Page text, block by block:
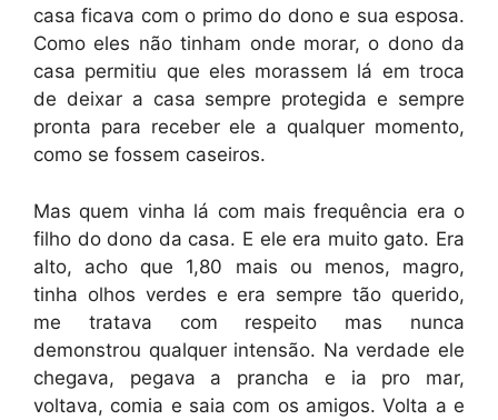
casa ficava com o primo do dono e sua esposa.
Como eles não tinham onde morar, o dono da
casa permitiu que eles morassem lá em troca
de deixar a casa sempre protegida e sempre
pronta para receber ele a qualquer momento,
como se fossem caseiros.
Mas quem vinha lá com mais frequência era o
filho do dono da casa. E ele era muito gato. Era
alto, acho que 1,80 mais ou menos, magro,
tinha olhos verdes e era sempre tão querido,
me tratava com respeito mas nunca
demonstrou qualquer intensão. Na verdade ele
chegava, pegava a prancha e ia pro mar,
voltava, comia e saia com os amigos. Volta a e